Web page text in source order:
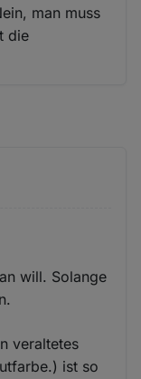
man muss
die
will. Solange
veraltetes
ist so